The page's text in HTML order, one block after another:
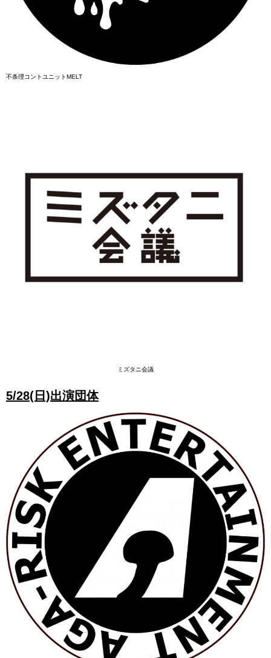
不条理コントユニットMELT
ミズタニ会議
5/28(日)出演団体